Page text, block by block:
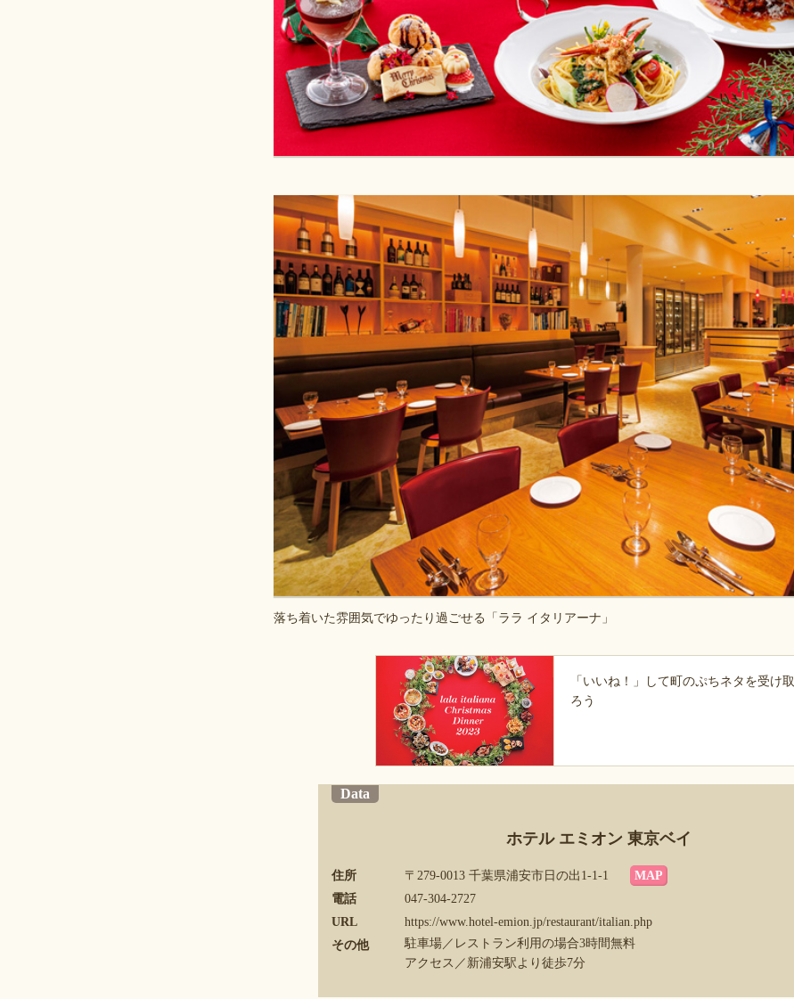
落ち着いた雰囲気でゆったり過ごせる「ララ イタリアーナ」
「いいね！」して町のぷちネタを受け取
ろう
Data
ホテル エミオン 東京ベイ
住所 〒279-0013 千葉県浦安市日の出1-1-1
MAP
電話
047-304-2727
URL
https://www.hotel-emion.jp/restaurant/italian.php
その他
駐車場／レストラン利用の場合3時間無料
アクセス／新浦安駅より徒歩7分